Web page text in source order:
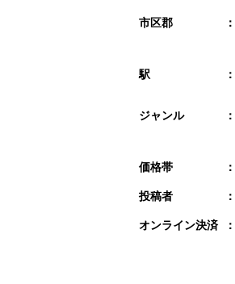
市区郡 ：
駅 ：
ジャンル ：
価格帯 ：
投稿者 ：
オンライン決済 ：